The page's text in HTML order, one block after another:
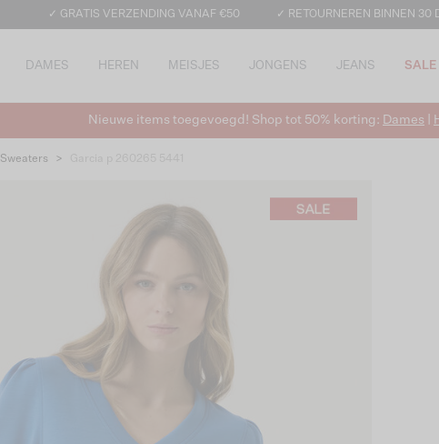
✓ GRATIS VERZENDING VANAF €50 ✓ RETOURNEREN BINNEN 30
DAMES HEREN MEISJES JONGENS JEANS SALE
Nieuwe items toegevoegd! Shop tot 50% korting: Dames
Sweaters >